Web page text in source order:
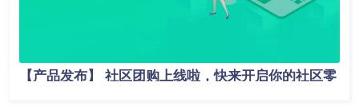
【产品发布】 社区团购上线啦，快来开启你的社区零